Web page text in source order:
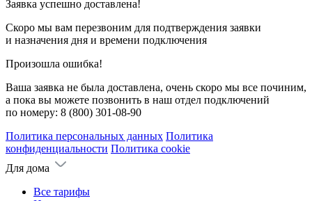
Заявка успешно доставлена!
Скоро мы вам перезвоним для подтверждения заявки
и назначения дня и времени подключения
Произошла ошибка!
Ваша заявка не была доставлена, очень скоро мы все починим,
а пока вы можете позвонить в наш отдел подключений
по номеру: 8 (800) 301-08-90
Политика персональных данных Политика
конфиденциальности Политика cookie
Для дома
Все тарифы